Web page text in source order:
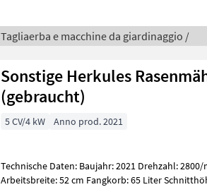
Tagliaerba e macchine da giardinaggio /
Sonstige Herkules
(gebraucht)
5 CV/4 kW Anno prod. 2021
Technische Daten: Baujahr: 2021 Drehzahl:
Arbeitsbreite: 52 cm Fangkorb: 65 Liter